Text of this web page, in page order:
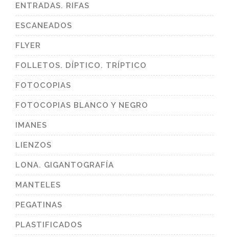
ENTRADAS. RIFAS
ESCANEADOS
FLYER
FOLLETOS. DÍPTICO. TRÍPTICO
FOTOCOPIAS
FOTOCOPIAS BLANCO Y NEGRO
IMANES
LIENZOS
LONA. GIGANTOGRAFÍA
MANTELES
PEGATINAS
PLASTIFICADOS